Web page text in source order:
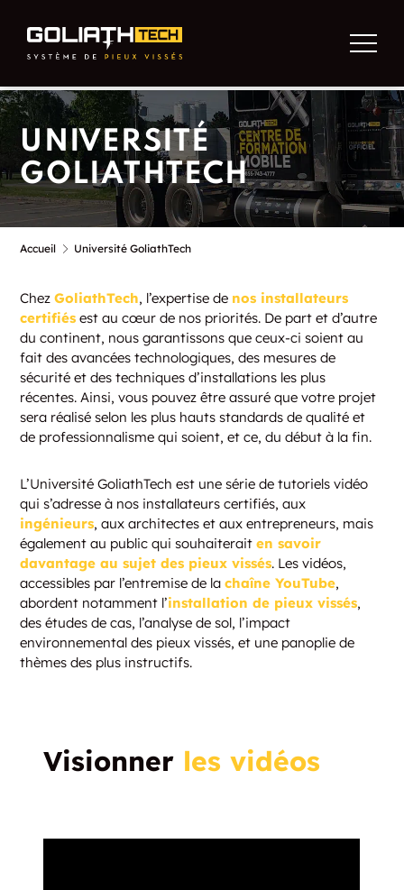
UNIVERSITÉ
GOLIATHTECH
Accueil Université GoliathTech
ChezGoliathTech, l’expertise de nos installateurs
certifiés est au cœur de nos priorités. De part et d’autre
du continent, nous garantissons que ceux-ci soient au
fait des avancées technologiques, des mesures de
sécurité et des techniques d’installations les plus
récentes. Ainsi, vous pouvez être assuré que votre projet
sera réalisé selon les plus hauts standards de qualité et
de professionnalisme qui soient, et ce, du début à la fin.
L’Université GoliathTech est une série de tutoriels vidéo
qui s’adresse à nos installateurs certifiés, aux
ingénieurs, aux architectes et aux entrepreneurs, mais
également au public qui souhaiteraiten savoir
davantage au sujet des pieux vissés. Les vidéos,
accessibles par l’entremise de lachaîne YouTube,
abordent notamment l’installation de pieux vissés,
des études de cas, l’analyse de sol, l’impact
environnemental des pieux vissés, et une panoplie de
thèmes des plus instructifs.
Visionner les vidéos